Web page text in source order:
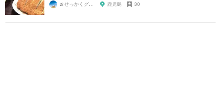
🍌せっかくグルメまにあ🍌 鹿児島 30